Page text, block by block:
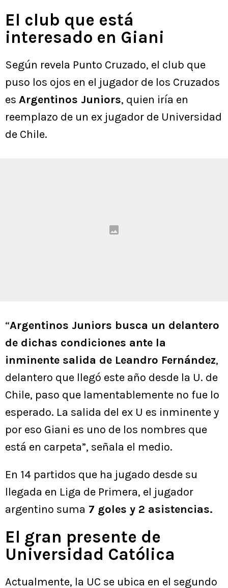
El club que está
interesado en Giani
Según revela Punto Cruzado, el club que
puso los ojos en el jugador de los Cruzados
es Argentinos Juniors, quien iría en
reemplazo de un ex jugador de Universidad
de Chile.
“Argentinos Juniors busca un delantero
de dichas condiciones ante la
inminente salida de Leandro Fernández,
delantero que llegó este año desde la U. de
Chile, paso que lamentablemente no fue lo
esperado. La salida del ex U es inminente y
por eso Giani es uno de los nombres que
está en carpeta”, señala el medio.
En 14 partidos que ha jugado desde su
llegada en Liga de Primera, el jugador
argentino suma 7 goles y 2 asistencias.
El gran presente de
Universidad Católica
Actualmente, la UC se ubica en el segundo